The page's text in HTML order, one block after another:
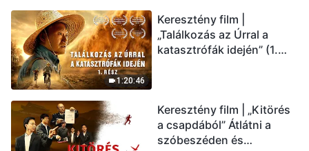
országába? (Magyar
szinkron)
1:20:46
Keresztény film |
„Találkozás az Úrral a
katasztrófák idején” (1.
Keresztény film | „Kitörés
a csapdából” Átlátni a
szóbeszéden és